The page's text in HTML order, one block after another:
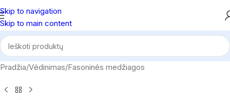
Skip to navigation
Skip to main content
Pradžia/Vėdinimas/Fasoninės medžiagos